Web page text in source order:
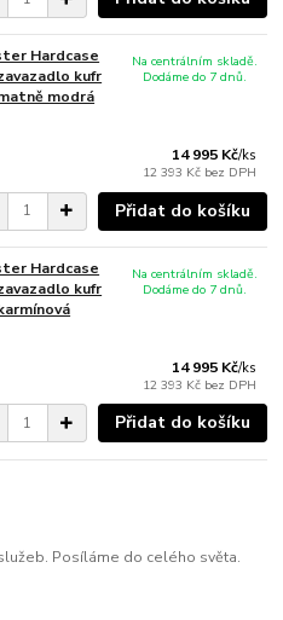
Hardcase
kufr
modrá
14 995 Kč/ks
12 393 Kč bez DPH
Na centrálním skladě.
Dodáme do 7 dnů.
Přidat do košíku
Hardcase
kufr
14 995 Kč/ks
12 393 Kč bez DPH
Na centrálním skladě.
Dodáme do 7 dnů.
Přidat do košíku
Posíláme do celého světa.